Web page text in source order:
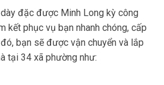
đặc được Minh Long kỳ công
kết phục vụ bạn nhanh chóng, cấp
bạn sẽ được vận chuyển và lắp
tại 34 xã phường như: